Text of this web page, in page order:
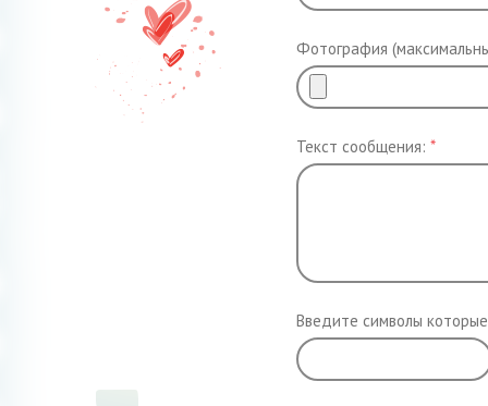
Фотография
Текст сообщения: *
Введите символы